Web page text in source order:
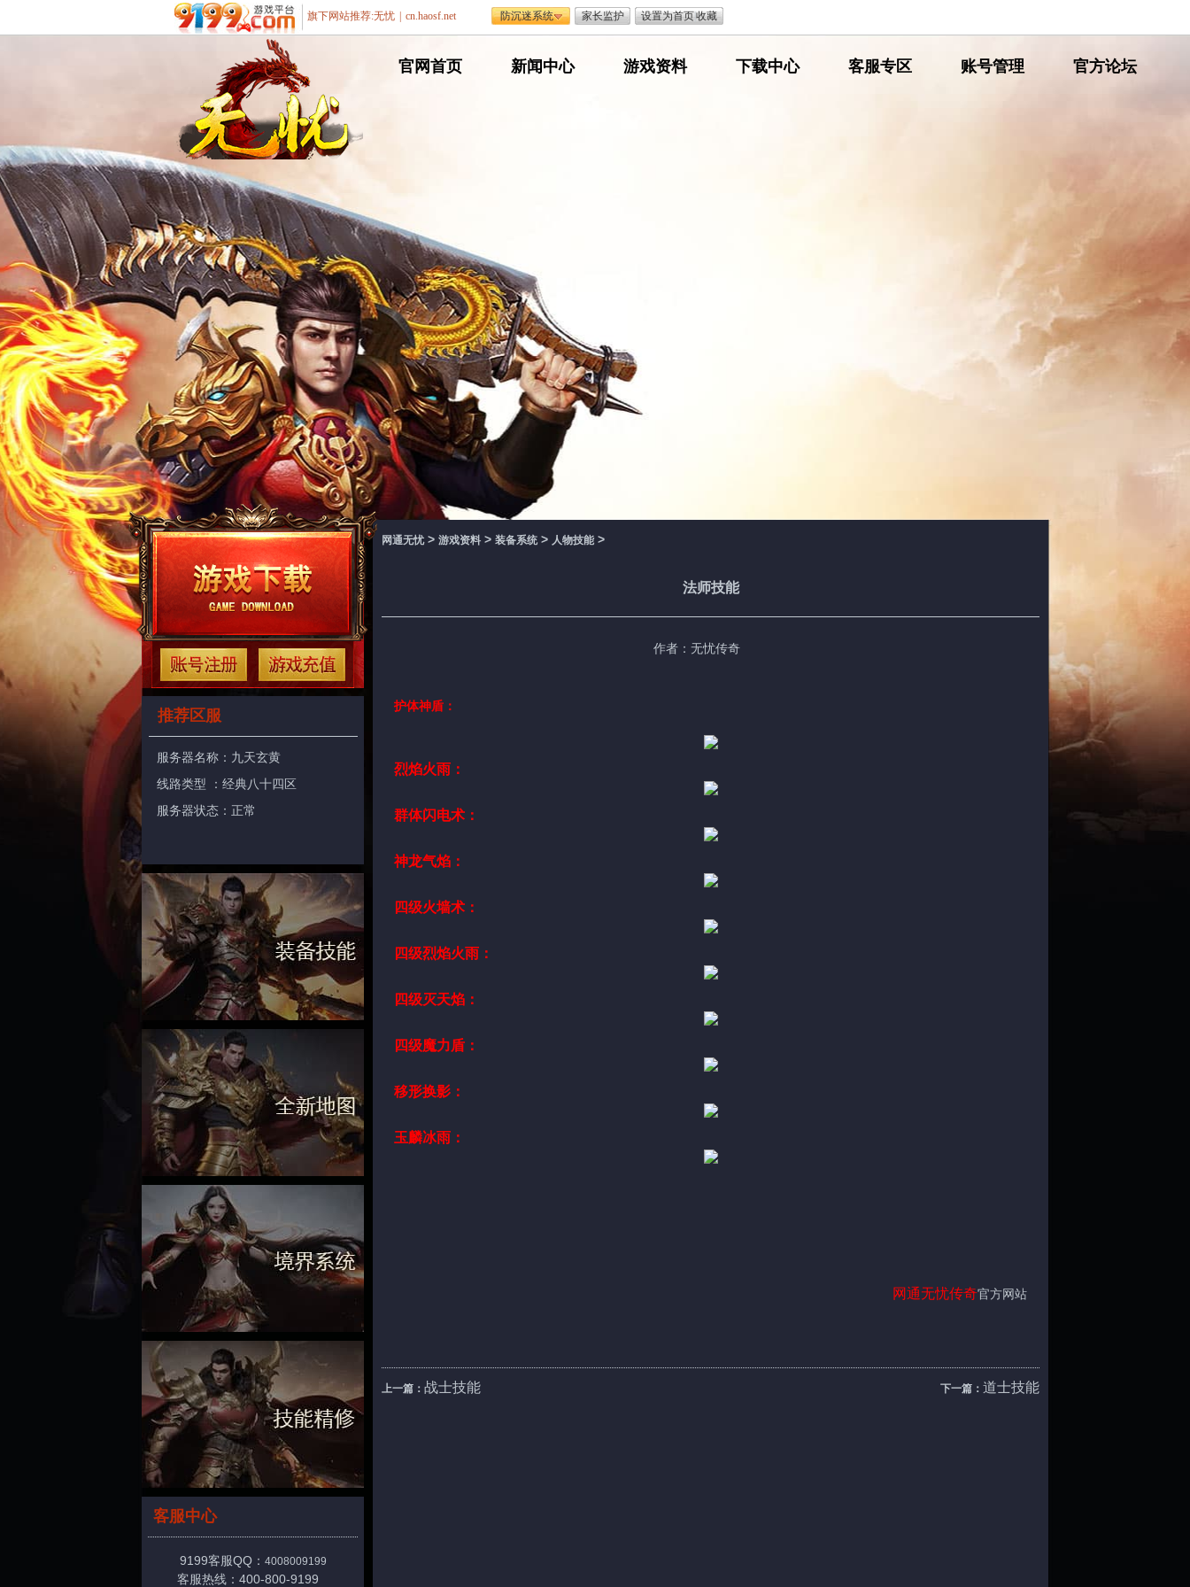
网
官网首页
网
新闻中心
网
游戏资料
网
下载中心
网
客服专区
网
账号管理
网
官方论坛
推荐区服
服务器名称： 九天玄黄
线路类型 ：经典八十四区
服务器状态：正常
客服中心
9199客服QQ： 4008009199
客服热线：400-800-9199
网通无忧> 游戏资料 > 装备系统 > 人物技能 >
法师技能
作者：无忧传奇
护体神盾：
烈焰火雨：
群体闪电术：
神龙气焰：
四级火墙术：
四级烈焰火雨：
四级灭天焰：
四级魔力盾：
移形换影：
玉麟冰雨：
网通无忧传奇官方网站
上一篇： 战士技能 下一篇： 道士技能
遨游游戏平台
旗下网站推荐:无忧 cn.haosf.net 防沉迷系统 家长监护 设置为首页|收藏